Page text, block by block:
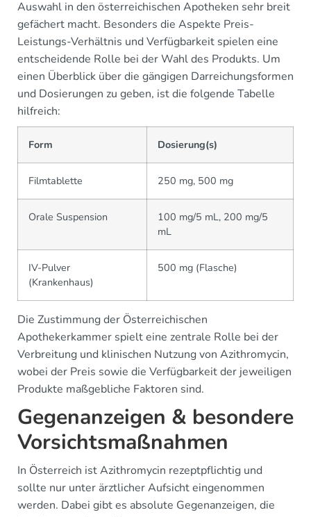
Auswahl in den österreichischen Apotheken sehr breit
gefächert macht. Besonders die Aspekte Preis-
Leistungs-Verhältnis und Verfügbarkeit spielen eine
entscheidende Rolle bei der Wahl des Produkts. Um
einen Überblick über die gängigen Darreichungsformen
und Dosierungen zu geben, ist die folgende Tabelle
hilfreich:
Form Dosierung(s)
Filmtablette 250 mg, 500 mg
Orale Suspension
100 mg/5 mL, 200 mg/5
mL
IV-Pulver
(Krankenhaus)
500 mg (Flasche)
Die Zustimmung der Österreichischen
Apothekerkammer spielt eine zentrale Rolle bei der
Verbreitung und klinischen Nutzung von Azithromycin,
wobei der Preis sowie die Verfügbarkeit der jeweiligen
Produkte maßgebliche Faktoren sind.
Gegenanzeigen & besondere
Vorsichtsmaßnahmen
In Österreich ist Azithromycin rezeptpflichtig und
sollte nur unter ärztlicher Aufsicht eingenommen
werden. Dabei gibt es absolute Gegenanzeigen, die